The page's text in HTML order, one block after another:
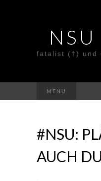
NSU
fatalist (†) und
MENU
#NSU:
AUCH